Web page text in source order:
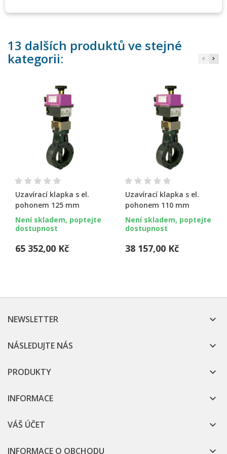
13 dalších produktů ve stejné
kategorii:
Uzavírací klapka s el.
pohonem 125 mm
Není skladem, poptejte
dostupnost
65 352,00 Kč
Uzavírací klapka s el.
pohonem 110 mm
Není skladem, poptejte
dostupnost
38 157,00 Kč
NEWSLETTER 
NÁSLEDUJTE NÁS 
PRODUKTY 
INFORMACE 
VÁŠ ÚČET 
INFORMACE O OBCHODU